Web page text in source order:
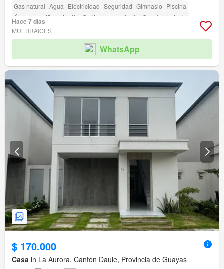
Gas natural Agua Electricidad Seguridad Gimnasio Piscina
Área para niños
Jardín Garita de guardianía Cancha de tenis
Hace 7 días
MULTIRAICES
WhatsApp
$ 170.000
Casa in La Aurora, Cantón Daule, Provincia de Guayas